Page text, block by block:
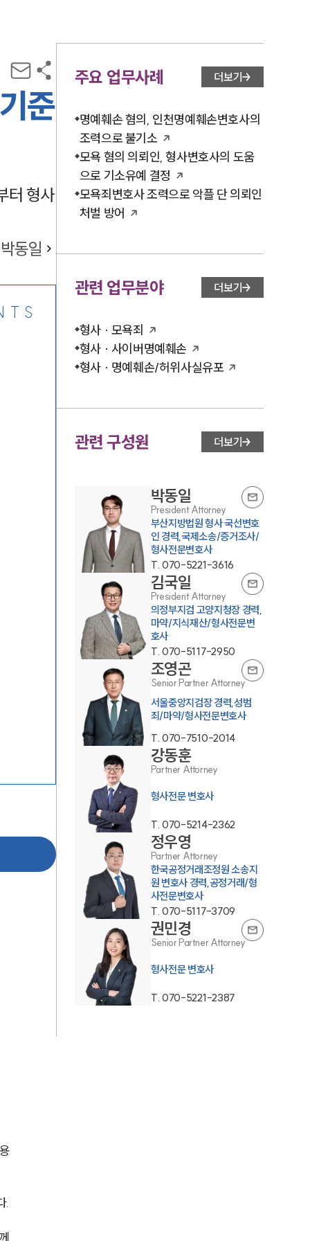
그룹소개
그룹소개
대륜의 강점
오시는 길
글로벌 파트너 로펌
고객의 소리
통합검색
AI대륜
업무사례
준
터 형사
박동일
.
주요 업무사례 더보기
명예훼손 혐의, 인천명예훼손변호사의
조력으로 불기소
모욕 혐의 의뢰인, 형사변호사의 도움
으로 기소유예 결정
모욕죄변호사 조력으로 악플 단 의뢰인
처벌 방어
관련 업무분야 더보기
형사 · 모욕죄
형사 · 사이버명예훼손
형사 · 명예훼손/허위사실유포
관련 구성원 더보기
박동일
President Attorney
부산지방법원 형사 국선변호
인 경력,국제소송/증거조사/
형사전문변호사
T. 070-5221-3616
김국일
President Attorney
의정부지검 고양지청장 경력,
마약/지식재산/형사전문변
호사
T. 070-5117-2950
조영곤
Senior Partner Attorney
서울중앙지검장 경력,성범
죄/마약/형사전문변호사
T. 070-7510-2014
강동훈
Partner Attorney
형사전문 변호사
T. 070-5214-2362
정우영
Partner Attorney
한국공정거래조정원 소송지
원 변호사 경력,공정거래/형
사전문변호사
T. 070-5117-3709
권민경
Senior Partner Attorney
형사전문 변호사
T. 070-5221-2387